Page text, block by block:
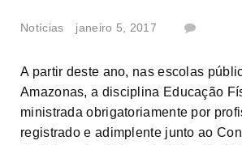
Notícias janeiro 5, 2017
A partir deste ano, nas escolas
Amazonas, a disciplina Educação
ministrada obrigatoriamente por
registrado e adimplente junto ao